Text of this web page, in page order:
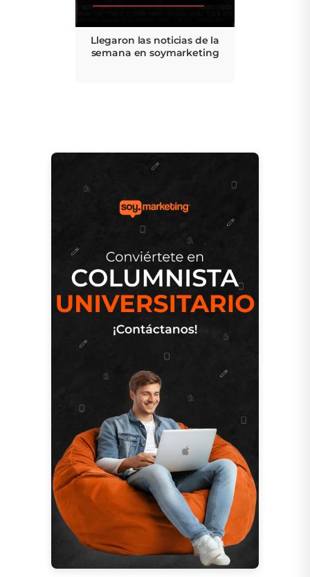
Llegaron las noticias de la
semana en soymarketing